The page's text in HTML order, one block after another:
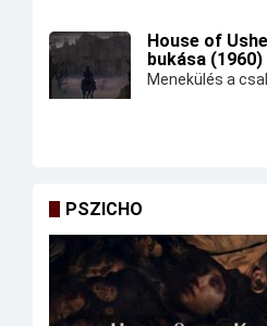
House of
bukása (1960)
Menekülés a
PSZICHO